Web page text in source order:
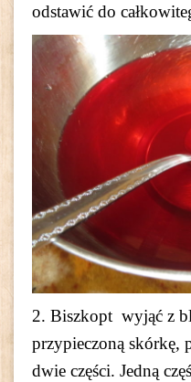
odstawić do
2. Biszkopt wyjąć z
przypieczoną skórkę,
dwie części. Jedną